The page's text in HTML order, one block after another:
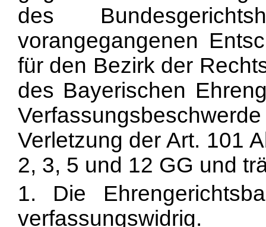
des
vorangegangenen
für den Bezirk der
des Bayerischen
Verletzung der Art. 101
2, 3, 5 und 12 GG und
1. Die
verfassungswidrig.